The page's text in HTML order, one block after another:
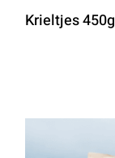
Krieltjes 450g